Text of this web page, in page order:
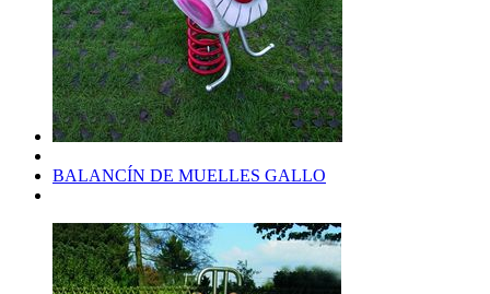
BALANCÍN DE MUELLES GALLO